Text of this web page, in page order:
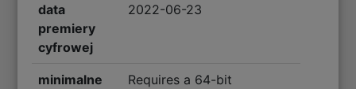
data
premiery
cyfrowej
2022-06-23
minimalne
Requires a 64-bit